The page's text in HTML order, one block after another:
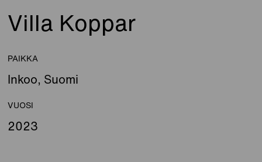
Villa Koppar
PAIKKA
Inkoo, Suomi
VUOSI
2023